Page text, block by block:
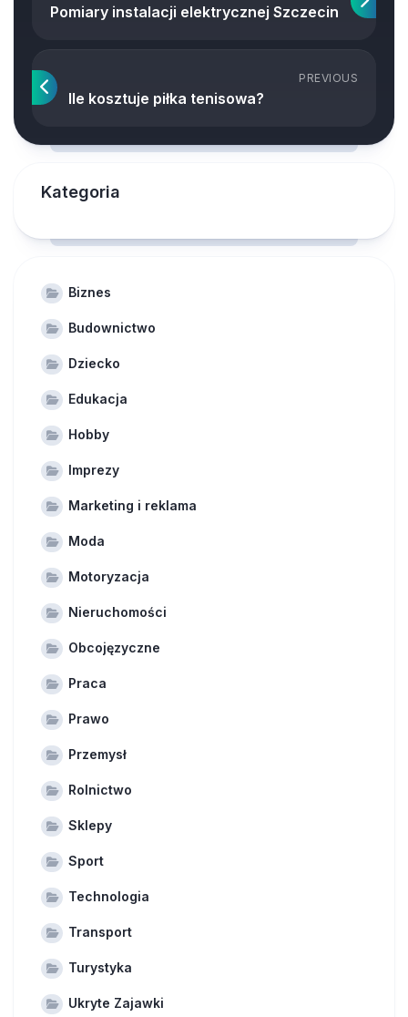
Pomiary instalacji elektrycznej Szczecin
PREVIOUS
Ile kosztuje piłka tenisowa?
Kategoria
Biznes
Budownictwo
Dziecko
Edukacja
Hobby
Imprezy
Marketing i reklama
Moda
Motoryzacja
Nieruchomości
Obcojęzyczne
Praca
Prawo
Przemysł
Rolnictwo
Sklepy
Sport
Technologia
Transport
Turystyka
Ukryte Zajawki